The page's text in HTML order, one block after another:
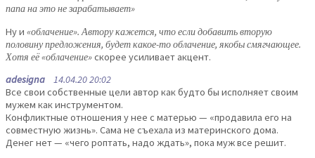
папа на это не зарабатывает»
Ну и «облачение». Автору кажется, что если добавить вторую
половину предложения, будет какое-то облачение, якобы смягчающее.
Хотя её «облачение»скорее усиливает акцент.
adesigna 14.04.20 20:02
Все свои собственные цели автор как будто бы исполняет своим
мужем как инструментом.
Конфликтные отношения у нее с матерью — «продавила его на
совместную жизнь». Сама не съехала из материнского дома.
Денег нет — «чего роптать, надо ждать», пока муж все решит.